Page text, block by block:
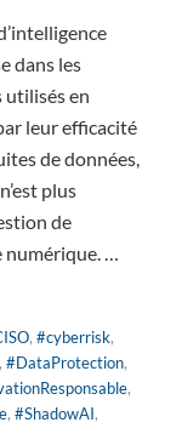
dans les
utilisés en
leur efficacité
de données,
plus
de
numérique. …
, #cyberrisk,
, #DataProtection,
,
, #ShadowAI,